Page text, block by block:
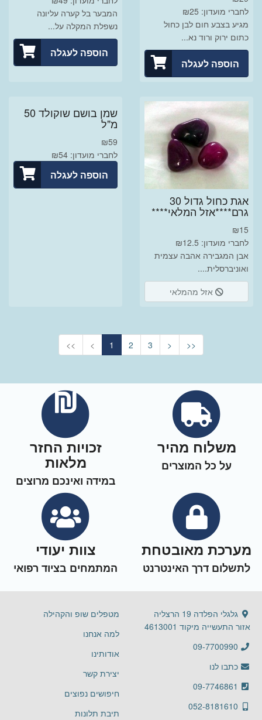
לחברי מועדון: ₪25
מגיע בצבע חום לבן כחול
כתום ירוק ורוד נא...
הוספה לעגלה
המבער בל קערה עליונה
נשפלת המקלה על...
הוספה לעגלה
אגת כחול גדול 30
גרם****אזל המלאי****
₪15
לחברי מועדון: ₪12.5
אבן המגבירה אהבה עצמית
ואוניברסלית....
אזל מהמלאי
שמן בושם שוקולד 50
מ"ל
₪59
לחברי מועדון: ₪54
הוספה לעגלה
<< < 1 2 3 > >>
משלוח מהיר
על כל המוצרים
זכויות החזר
מלאות
במידה ואינכם מרוצים
מערכת מאובטחת
לתשלום דרך האינטרנט
צוות יעודי
המתמחים בציוד רפואי
גלגלי הפלדה 19 הרצליה
אזור התעשייה מיקוד 4613001
09-7700990
כתבו לנו
09-7746861
052-8181610
מטפלים שופ והקהילה
למה אנחנו
אודותינו
יצירת קשר
חיפושים נפוצים
תיבת תלונות